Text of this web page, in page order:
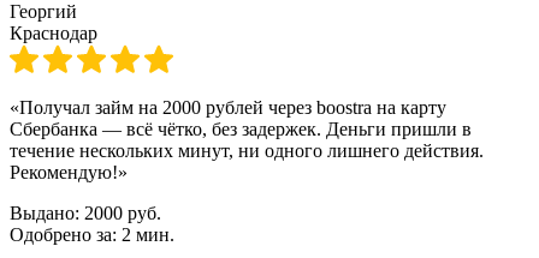
Георгий
Краснодар
«Получал займ на 2000 рублей через boostra на карту
Сбербанка — всё чётко, без задержек. Деньги пришли в
течение нескольких минут, ни одного лишнего действия.
Рекомендую!»
Выдано: 2000 руб.
Одобрено за: 2 мин.